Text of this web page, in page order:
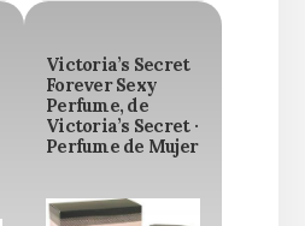
Victoria’s Secret
Forever Sexy
Perfume, de
Victoria’s Secret ·
Perfume de Mujer